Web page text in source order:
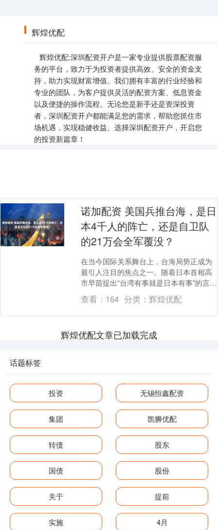
辉煌优配
辉煌优配:深圳配资开户是一家专业提供股票配资服
务的平台，致力于为投资者提供高效、安全的资金支
持，助力实现财富增值。我们拥有丰富的行业经验和
专业的团队，为客户提供灵活的配资方案、低息资金
以及便捷的操作流程。无论您是新手还是资深投资
者，深圳配资开户都能满足您的需求，帮助您抓住市
场机遇，实现稳健收益。选择深圳配资开户，开启您
的投资新篇章！
诺加配资 美国兵推台海，是日
本4千人的阵亡，还是自卫队
的21万会全军覆没？
在当今国际关系舞台上，台海局势正成为
最引人注目的焦点之一。随着日本首相高
市早苗提出“台湾有事就是日本有事”的言
论，各方的眼光都聚焦到了这一地区，甚
至连美国的智库....
查看： 164 分类： 辉煌优配
辉煌优配文章已加载完成
话题标签
投资 无锡恒鑫配资
集团 凯狮优配
转债 股东
国债 股份
关于 提前
实施 4月